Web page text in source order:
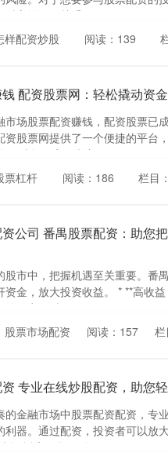
财富增值至关重要。 ....
样配资炒股 阅读：139
配资股票网：轻松撬动资
市场股票配资赚钱，配资股票已
资股票网提供了一个便捷的平台
。 选择一家信誉良好....
票杠杆 阅读：186 栏目
公司 番禺股票配资：助您
股市中，把握机遇至关重要。番
资金，放大投资收益。 * **高收
益，实现财....
股票市场配资 阅读：157
专业在线炒股配资，助您
的金融市场中股票配资配资，专
利器。通过配资，投资者可以放
择合适的股票配资公....